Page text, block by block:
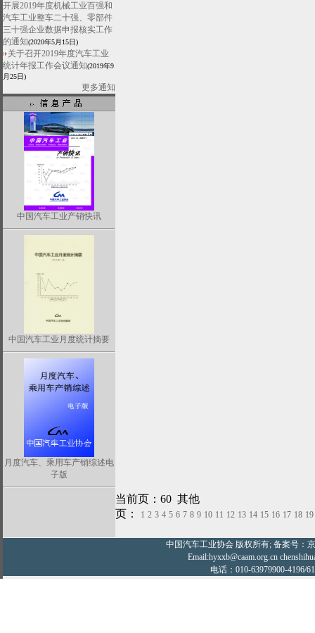
开展2019年度机械工业百强和
汽车工业整车二十强、零部件
三十强企业数据申报核实工作
的通知(2020年5月15日)
关于召开2019年度汽车工业
统计年报工作会议通知(2019年9
月25日)
更多通知
中国汽车工业产销快讯
中国汽车工业月度统计摘要
月度汽车、乘用车产销综述电
子版
当前页：60 其他
页：
1 2 3 4 5 6 7 8 9 10 11 12 13 14 15 16 17 18 19
中国汽车工业协会 版权所有; 备案号：
Email:hyxxb@caam.org.cn
电话：010-63979900-4196/